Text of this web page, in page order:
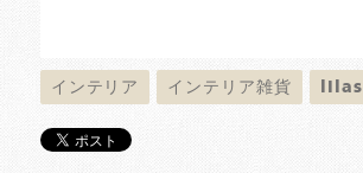
インテリア インテリア雑貨 lilas